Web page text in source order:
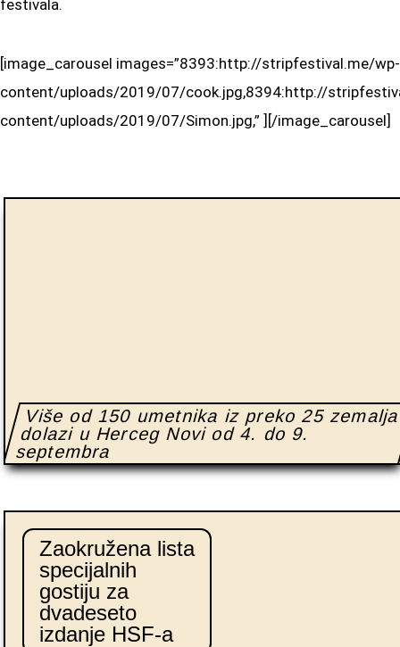
festivala.
[image_carousel images=”8393:http://stripfestival.me/wp-
content/uploads/2019/07/cook.jpg,8394:http://
content/uploads/2019/07/Simon.jpg,” ][/image_carousel]
Više od 150 umetnika iz preko 25
dolazi u Herceg Novi od 4. do 9.
septembra
Zaokružena lista
specijalnih
gostiju za
dvadeseto
izdanje HSF-a